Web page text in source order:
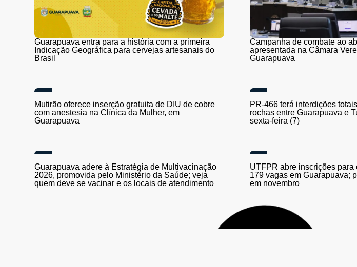
Guarapuava entra para a história com a primeira
Indicação Geográfica para cervejas artesanais do
Brasil
Campanha de combate ao
apresentada na Câmara
Guarapuava
rochas entre Guarapuava e
sexta-feira (7)